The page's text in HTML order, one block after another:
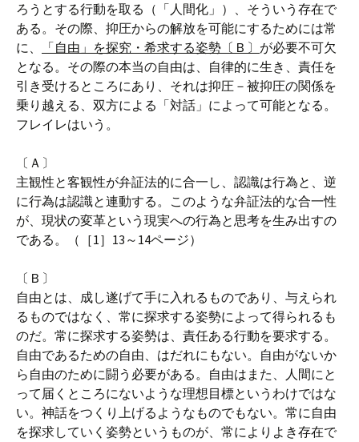
ろうとする行動を取る（「人間化」）、そういう存在で
ある。その際、抑圧からの解放を可能にするためには常
に、
「自由」を探究・希求する姿勢〔Ｂ〕 が必要不可欠
となる。その際の本当の自由は、自律的に生き、責任を
引き受けるところにあり、それは抑圧－被抑圧の関係を
乗り越える、双方による「対話」によって可能となる。
フレイレはいう。
〔Ａ〕
主観性と客観性が弁証法的に合一し、認識は行為と、逆
に行為は認識と連動する。このような弁証法的な合一性
が、現状の変革という現実への行為と思考を生み出すの
である。（［1］13～14ページ）
〔Ｂ〕
自由とは、成し遂げて手に入れるものであり、与えられ
るものではなく、常に探求する姿勢によって得られるも
のだ。常に探求する姿勢は、責任ある行動を要求する。
自由であるための自由、はだれにもない。自由がないか
ら自由のために闘う必要がある。自由はまた、人間にと
って届くところにないような理想目標というわけではな
い。神話をつくり上げるようなものでもない。常に自由
を探求していく姿勢というものが、常によりよき存在で